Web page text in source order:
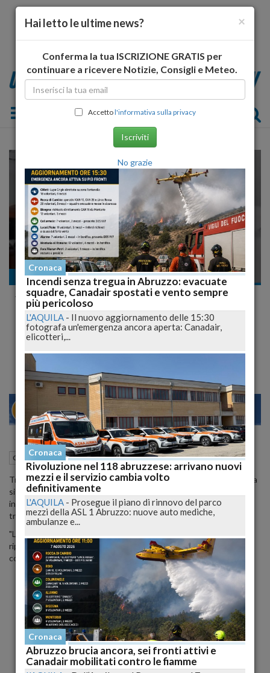
Toggle navigation
Cronaca nazionale
#Maltempo #Neve, #PoliziaStradale Salva
Lo Spazzaneve: "La stradale è sempre la
stradale"
IL VIDEO Diventa Virale
21 27 VENEZIA
Cronaca nazionale 18 Gennaio 2017 10:40
Troppa neve in Abruzzo, anche per uno spazzaneve. Ma a salvare la
situazione ci pensa la polizia stradale che, per una volta a parti
invertite, libera il mezzo rimasto incastrato fra i cumuli di neve
trascinandolo con una corda.
"La stradale è sempre la stradale!", commenta l'uomo che sta
riprendendo la scena con il telefonino, uno tra i video più visti e
condivisi sui social nelle ultime ore.
×
Hai letto le ultime news?
Conferma la tua ISCRIZIONE GRATIS per
continuare a ricevere Notizie, Consigli e Meteo.
Accettol'informativa sulla privacy
Iscriviti
No grazie
Cronaca
Incendi senza tregua in Abruzzo: evacuate
squadre, Canadair spostati e vento sempre
più pericoloso
L'AQUILA - Il nuovo aggiornamento delle 15:30
fotografa un'emergenza ancora aperta: Canadair,
elicotteri,...
Cronaca
Rivoluzione nel 118 abruzzese: arrivano nuovi
mezzi e il servizio cambia volto
definitivamente
L'AQUILA - Prosegue il piano di rinnovo del parco
mezzi della ASL 1 Abruzzo: nuove auto mediche,
ambulanze e...
Cronaca
Abruzzo brucia ancora, sei fronti attivi e
Canadair mobilitati contro le fiamme